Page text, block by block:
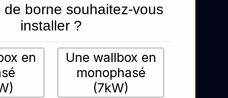
de borne souhaitez-vous
installer ?
en
Une wallbox en
monophasé
(7kW)